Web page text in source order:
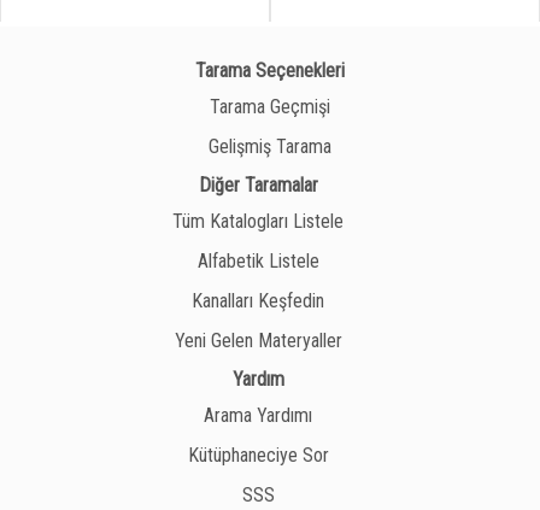
Tarama Seçenekleri
Tarama Geçmişi
Gelişmiş Tarama
Diğer Taramalar
Tüm Katalogları Listele
Alfabetik Listele
Kanalları Keşfedin
Yeni Gelen Materyaller
Yardım
Arama Yardımı
Kütüphaneciye Sor
SSS